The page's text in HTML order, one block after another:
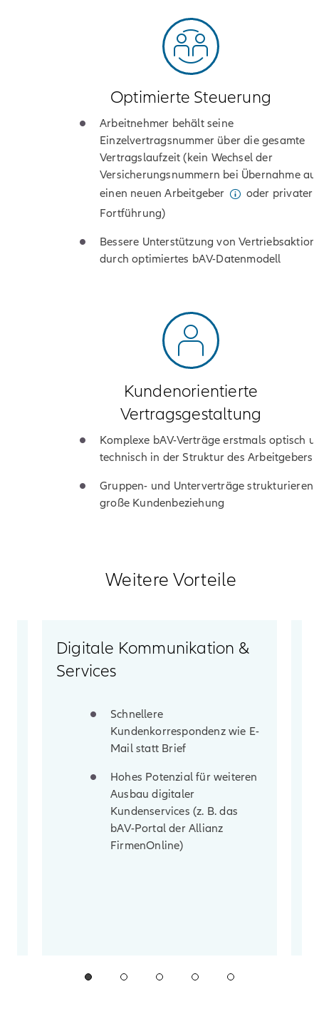
Optimierte Steuerung
Arbeitnehmer behält seine
Einzelvertragsnummer über die gesamte
Vertragslaufzeit (kein Wechsel der
Versicherungsnummern bei Übernahme
einen neuen Arbeitgeber
oder privater
Fortführung)
Bessere Unterstützung von
durch optimiertes bAV-Datenmodell
Kundenorientierte
Vertragsgestaltung
Komplexe bAV-Verträge erstmals optisch
technisch in der Struktur des Arbeitgebers
Gruppen- und Unterverträge strukturieren
große Kundenbeziehung
Weitere Vorteile
Digitale Kommunikation &
Services
Schnellere
Kundenkorrespondenz wie E-
Mail statt Brief
Hohes Potenzial für weiteren
Ausbau digitaler
Kundenservices (z. B. das
bAV-Portal der Allianz
FirmenOnline)